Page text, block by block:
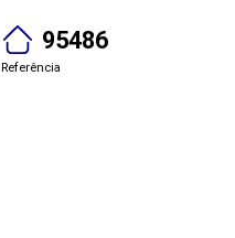
95486
Referência